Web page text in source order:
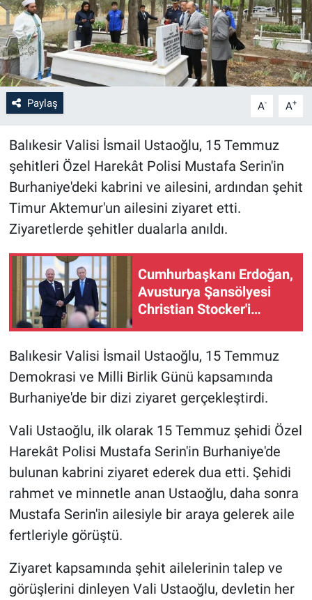
Paylaş A- A+
Balıkesir Valisi İsmail Ustaoğlu, 15 Temmuz
şehitleri Özel Harekât Polisi Mustafa Serin'in
Burhaniye'deki kabrini ve ailesini, ardından şehit
Timur Aktemur'un ailesini ziyaret etti.
Ziyaretlerde şehitler dualarla anıldı.
Cumhurbaşkanı Erdoğan,
Avusturya Şansölyesi
Christian Stocker'i
Balıkesir Valisi İsmail Ustaoğlu, 15 Temmuz
Demokrasi ve Milli Birlik Günü kapsamında
Burhaniye'de bir dizi ziyaret gerçekleştirdi.
Vali Ustaoğlu, ilk olarak 15 Temmuz şehidi Özel
Harekât Polisi Mustafa Serin'in Burhaniye'de
bulunan kabrini ziyaret ederek dua etti. Şehidi
rahmet ve minnetle anan Ustaoğlu, daha sonra
Mustafa Serin'in ailesiyle bir araya gelerek aile
fertleriyle görüştü.
Ziyaret kapsamında şehit ailelerinin talep ve
görüşlerini dinleyen Vali Ustaoğlu, devletin her